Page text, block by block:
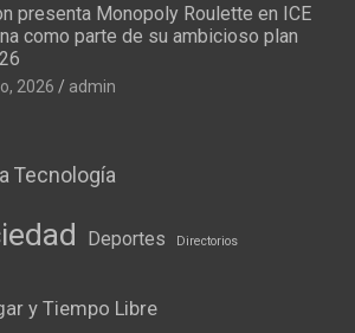
presenta Monopoly Roulette en ICE
como parte de su ambicioso plan
2026 admin
Tecnología
Deportes Directorios
y Tiempo Libre